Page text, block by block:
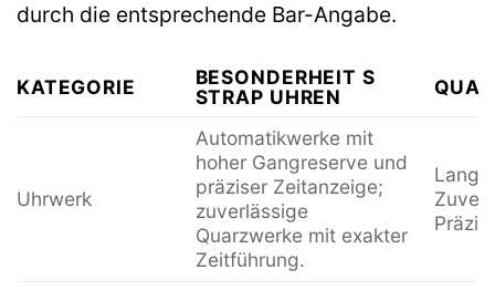
durch die entsprechende Bar-Angabe.
KATEGORIE
BESONDERHEIT S
STRAP UHREN
Uhrwerk
Automatikwerke mit
hoher Gangreserve und
präziser Zeitanzeige;
zuverlässige
Quarzwerke mit exakter
Zeitführung.